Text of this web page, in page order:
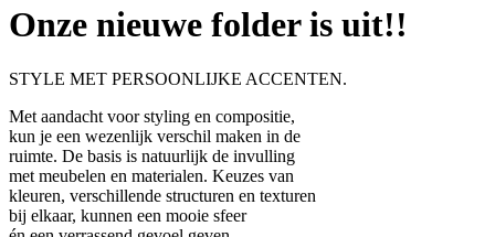
Onze nieuwe folder is uit!!
STYLE MET PERSOONLIJKE ACCENTEN.
Met aandacht voor styling en compositie,
kun je een wezenlijk verschil maken in de
ruimte. De basis is natuurlijk de invulling
met meubelen en materialen. Keuzes van
kleuren, verschillende structuren en texturen
bij elkaar, kunnen een mooie sfeer